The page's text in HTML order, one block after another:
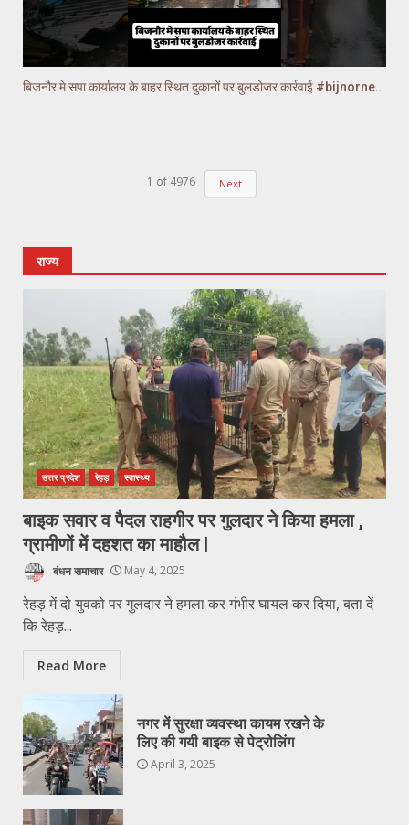
बिजनौर मे सपा कार्यालय के बाहर स्थित दुकानों पर बुलडोजर कार्रवाई #bijnornews
1 of 4976 Next
राज्य
उत्तर प्रदेश रेहड़ स्वास्थ्य
बाइक सवार व पैदल राहगीर पर गुलदार ने किया हमला ,
ग्रामीणों में दहशत का माहौल |
बंधन समाचार May 4, 2025
रेहड़ में दो युवको पर गुलदार ने हमला कर गंभीर घायल कर दिया, बता दें
कि रेहड़...
Read More
नगर में सुरक्षा व्यवस्था कायम रखने के
लिए की गयी बाइक से पेट्रोलिंग
April 3, 2025